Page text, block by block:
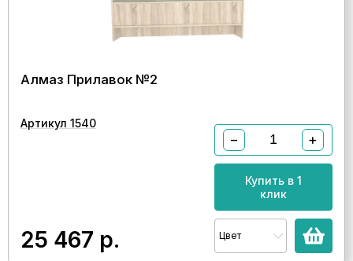
Алмаз Прилавок №2
Артикул 1540
25 467 р.
− +
Купить в 1
клик
Цвет